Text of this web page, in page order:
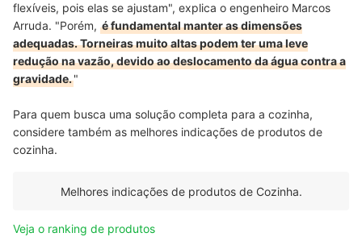
flexíveis, pois elas se ajustam", explica o engenheiro Marcos
Arruda. "Porém, é fundamental manter as dimensões
adequadas. Torneiras muito altas podem ter uma leve
redução na vazão, devido ao deslocamento da água contra a
gravidade."
Para quem busca uma solução completa para a cozinha,
considere também as melhores indicações de produtos de
cozinha.
Melhores indicações de produtos de Cozinha.
Veja o ranking de produtos